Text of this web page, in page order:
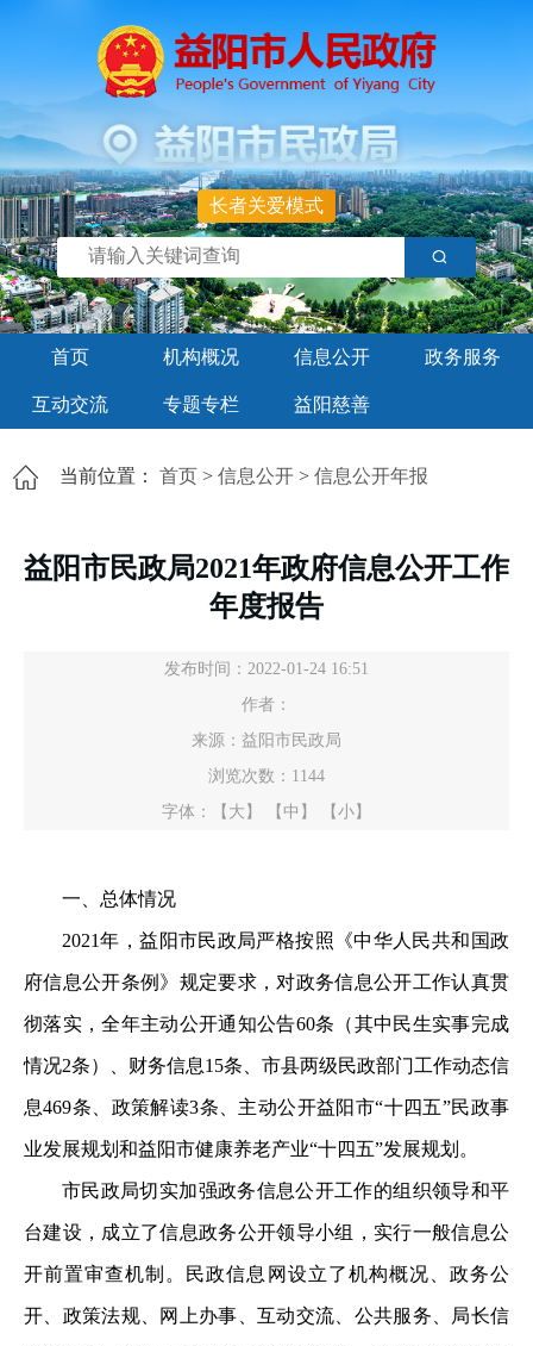
长者关爱模式
首页 机构概况 信息公开 政务服务
互动交流 专题专栏 益阳慈善
当前位置： 首页 > 信息公开 > 信息公开年报
益阳市民政局2021年政府信息公开工作
年度报告
发布时间：2022-01-24 16:51
作者：
来源：益阳市民政局
浏览次数： 1144
字体：
【大】 【中】 【小】
一、总体情况
2021年，益阳市民政局严格按照《中华人民共和国政
府信息公开条例》规定要求，对政务信息公开工作认真贯
彻落实，全年主动公开通知公告60条（其中民生实事完成
情况2条）、财务信息15条、市县两级民政部门工作动态信
息469条、政策解读3条、主动公开益阳市“十四五”民政事
业发展规划和益阳市健康养老产业“十四五”发展规划。
市民政局切实加强政务信息公开工作的组织领导和平
台建设，成立了信息政务公开领导小组，实行一般信息公
开前置审查机制。民政信息网设立了机构概况、政务公
开、政策法规、网上办事、互动交流、公共服务、局长信